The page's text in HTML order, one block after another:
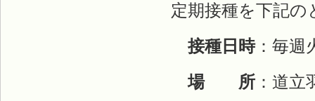
定期接種を下記
接種日時：毎週
場 所 ：道